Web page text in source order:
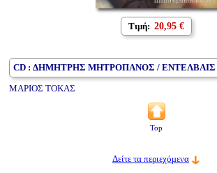
Τιμή: 20,95 €
CD : ΔΗΜΗΤΡΗΣ ΜΗΤΡΟΠΑΝΟΣ / ΕΝΤΕΛΒΑΙΣ
ΜΑΡΙΟΣ ΤΟΚΑΣ
Top
Δείτε τα περιεχόμενα